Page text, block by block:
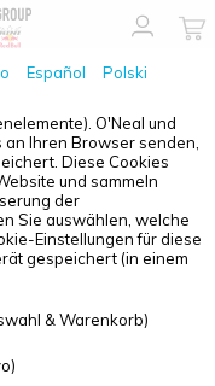
Español
Polski
O'Neal und
Ihren Browser senden,
Diese Cookies
und sammeln
der
Sie auswählen, welche
Einstellungen für diese
gespeichert (in einem
& Warenkorb)